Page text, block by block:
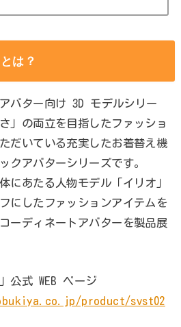
は？
バター向け 3D モデルシリー
」の両立を目指したファッショ
だいている充実したお着替え機
クアバターシリーズです。
にあたる人物モデル「イリオ」
にしたファッションアイテムを
ーディネートアバターを製品展
公式 WEB ページ
product/svst02